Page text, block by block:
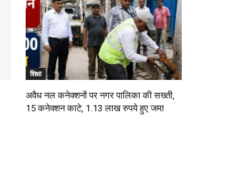
शिक्षा
अवैध नल कनेक्शनों पर नगर पालिका की सख्ती,
15 कनेक्शन काटे, 1.13 लाख रुपये हुए जमा